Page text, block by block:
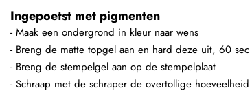
Ingepoetst met pigmenten
- Maak een ondergrond in kleur naar wens
- Breng de matte topgel aan en hard deze uit, 60
- Breng de stempelgel aan op de stempelplaat
- Schraap met de schraper de overtollige